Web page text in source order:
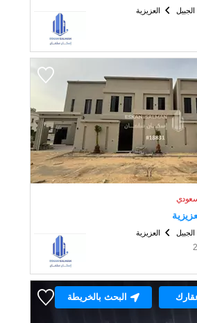
الجبيل العزيزية
الجبيل العزيزية
2
البحث بالخريطة